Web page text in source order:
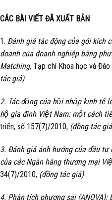
CÁC BÀI VIẾT ĐÃ XUẤT BẢN
1. Đánh giá tác động của gói kích
doanh của doanh nghiệp bằng
Matching, Tạp chí Khoa học và Đào
tác giả)
2. Tác động của hội nhập kinh tế
hộ gia đình Việt Nam: một cách
triển, số 157(7)/2010, (đồng tác
3. Đánh giá ảnh hưởng của đầu
của các Ngân hàng thương mại
34(7)/2010, (đồng tác giả)
4. Phân tích phương sai